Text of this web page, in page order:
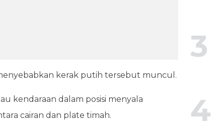
kerak putih tersebut muncul.
kendaraan dalam posisi menyala
cairan dan plate timah.
3
4